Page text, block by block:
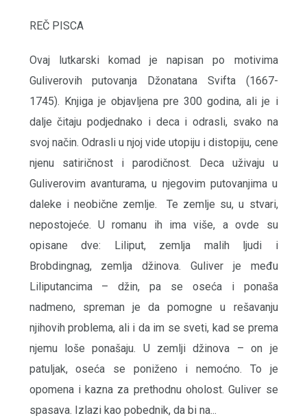
REČ PISCA
Ovaj lutkarski komad je napisan po motivima
Guliverovih putovanja Džonatana Svifta (1667-
1745). Knjiga je objavljena pre 300 godina, ali je i
dalje čitaju podjednako i deca i odrasli, svako na
svoj način. Odrasli u njoj vide utopiju i distopiju, cene
njenu satiričnost i parodičnost. Deca uživaju u
Guliverovim avanturama, u njegovim putovanjima u
daleke i neobične zemlje. Te zemlje su, u stvari,
nepostojeće. U romanu ih ima više, a ovde su
opisane dve: Liliput, zemlja malih ljudi i
Brobdingnag, zemlja džinova. Guliver je među
Liliputancima – džin, pa se oseća i ponaša
nadmeno, spreman je da pomogne u rešavanju
njihovih problema, ali i da im se sveti, kad se prema
njemu loše ponašaju. U zemlji džinova – on je
patuljak, oseća se poniženo i nemoćno. To je
opomena i kazna za prethodnu oholost. Guliver se
spasava. Izlazi kao pobednik, da bi na...